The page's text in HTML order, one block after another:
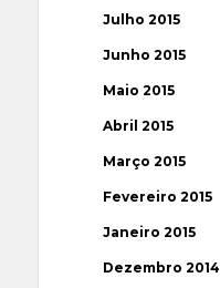
Julho 2015
Junho 2015
Maio 2015
Abril 2015
Março 2015
Fevereiro 2015
Janeiro 2015
Dezembro 2014